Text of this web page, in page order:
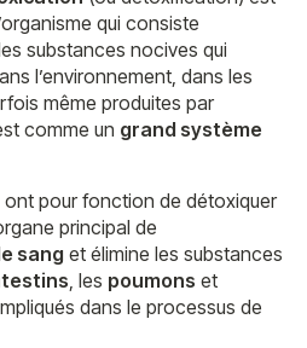
qui consiste
substances nocives qui
l’environnement, dans les
même produites par
comme un grand système
pour fonction de détoxiquer
principal de
sang et élimine les substances
, les poumons et
dans le processus de